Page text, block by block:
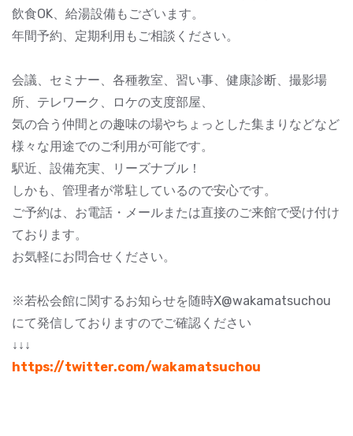
飲食OK、給湯設備もございます。
年間予約、定期利用もご相談ください。
会議、セミナー、各種教室、習い事、健康診断、撮影場
所、テレワーク、ロケの支度部屋、
気の合う仲間との趣味の場やちょっとした集まりなどなど
様々な用途でのご利用が可能です。
駅近、設備充実、リーズナブル！
しかも、管理者が常駐しているので安心です。
ご予約は、お電話・メールまたは直接のご来館で受け付け
ております。
お気軽にお問合せください。
※若松会館に関するお知らせを随時X@wakamatsuchou
にて発信しておりますのでご確認ください
↓↓↓
https://twitter.com/wakamatsuchou